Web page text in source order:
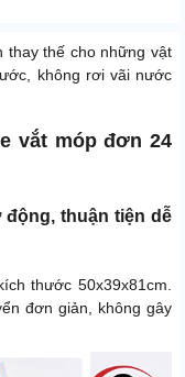
thay thế cho những vật
không rơi vãi nước
vắt móp đơn 24
động, thuận tiện dễ
thước 50x39x81cm.
đơn giản, không gây